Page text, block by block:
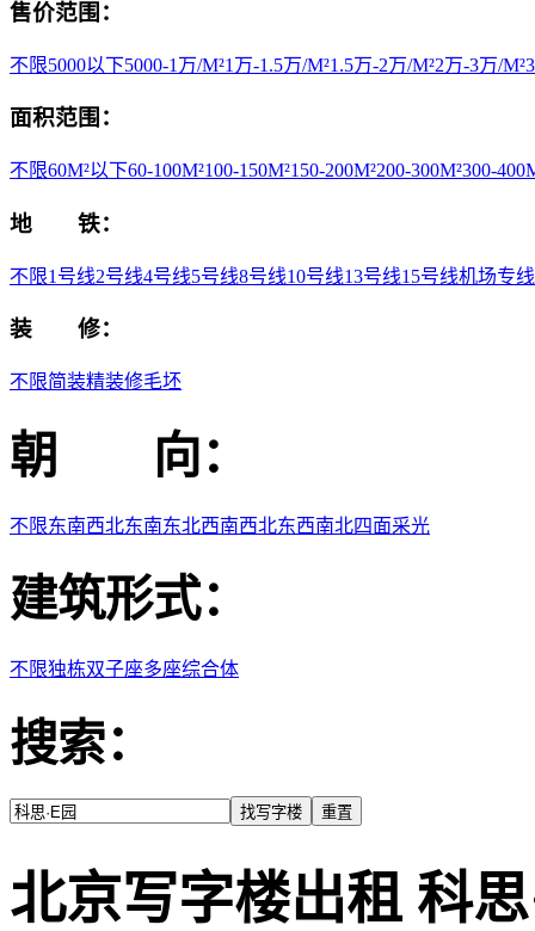
售价范围：
不限5000以下5000-1万/M²1万-1.5万/M²1.5万-2万/M²2万-3万/M²
面积范围：
不限60M²以下60-100M²100-150M²150-200M²200-300M²300-
地 铁：
不限1号线2号线4号线5号线8号线10号线13号线15号线机场专线
装 修：
不限简装精装修毛坯
朝 向：
不限东南西北东南东北西南西北东西南北四面采光
建筑形式：
不限独栋双子座多座综合体
搜索：
北京写字楼出租 科思